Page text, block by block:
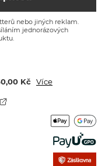
nebo jiných reklam.
jednorázových
Kč Více